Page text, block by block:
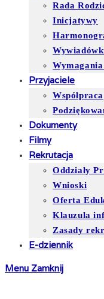
Rada
Inicjatywy
Przyjaciele
Współpraca
Dokumenty
Filmy
Rekrutacja
Oddziały
Wnioski
Oferta
Klauzula
Zasady
E-dziennik
Menu Zamknij